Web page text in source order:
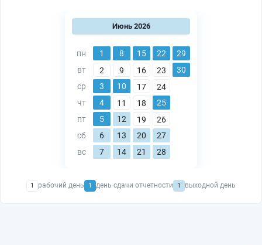
Июнь 2026
пн
вт
ср
чт
пт
сб
вс
1
2
3
4
5
6
7
8
9
10
11
12
13
14
15
16
17
18
19
20
21
22
23
24
25
26
27
28
29
30
1 рабочий день 1 день сдачи отчетности 1 выходной день